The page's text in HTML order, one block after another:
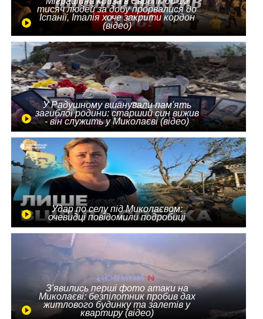
тисяч людей за добу прорвалися до
Іспанії, Італія хоче закрити кордон
(відео)
У Радушному вшанували пам'ять
загиблої родини: старший син вижив
- він служить у Миколаєві (відео)
Удар по селу під Миколаєвом:
очевидці повідомили подробиці
З'явились перші фото атаки на
Миколаєві: безпілотник пробив дах
житлового будинку та залетів у
квартиру (відео)